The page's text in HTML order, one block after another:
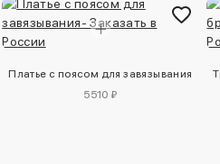
Платье с поясом для завязывания
5510 ₽